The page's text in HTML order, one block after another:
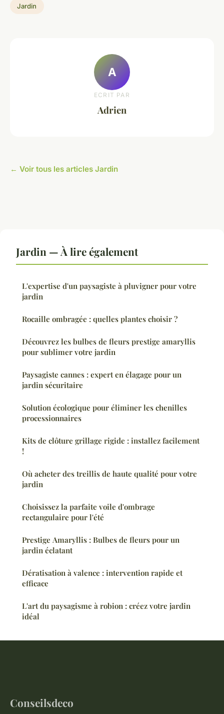
Jardin
A
ECRIT PAR
Adrien
← Voir tous les articles Jardin
Jardin — À lire également
L'expertise d'un paysagiste à pluvigner pour votre
jardin
Rocaille ombragée : quelles plantes choisir ?
Découvrez les bulbes de fleurs prestige amaryllis
pour sublimer votre jardin
Paysagiste cannes : expert en élagage pour un
jardin sécuritaire
Solution écologique pour éliminer les chenilles
processionnaires
Kits de clôture grillage rigide : installez facilement
!
Où acheter des treillis de haute qualité pour votre
jardin
Choisissez la parfaite voile d'ombrage
rectangulaire pour l'été
Prestige Amaryllis : Bulbes de fleurs pour un
jardin éclatant
Dératisation à valence : intervention rapide et
efficace
L'art du paysagisme à robion : créez votre jardin
idéal
Conseilsdeco